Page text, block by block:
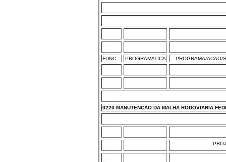
FUNC. PROGRAMATICA PROGRAMA/ACAO/
0220 MANUTENCAO DA MALHA RODOVIARIA